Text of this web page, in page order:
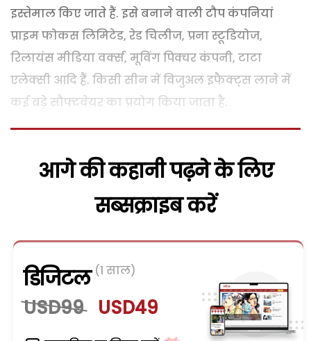
इस्तेमाल किए जाते हैं. इसे बनाने वाली टौप कंपनियां
प्राइम फोकस लिमिटेड, रेड चिलीज, प्रना स्टूडियोज,
रिलायंस मीडिया वर्क्स, मूविंग पिक्चर कंपनी, टाटा
एलेक्सी आदि हैं. किसी सीन में विजुअल इफैक्ट्स लाने में
कई बड़े सौफ्टवेयर का प्रयोग किया जाता है.
आगे की कहानी पढ़ने के लिए
सब्सक्राइब करें
डिजिटल (1 साल)
USD99 USD49